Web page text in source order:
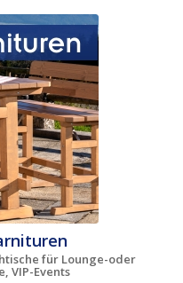
für Lounge-oder
VIP-Events